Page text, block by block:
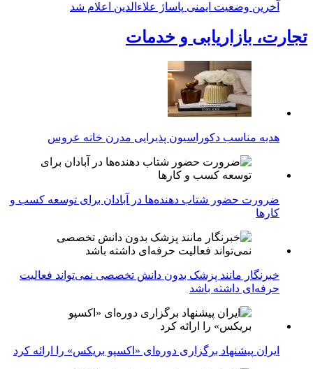
آخرین وضعیت ایمنی پاساژ علاءالدین اعلام شد
تجارت، بازاریابی و خدمات
هدیه مناسب دکوراسیون پذیرایی مدرن خانه عروس
ضرورت حضور شتاب ‌دهنده‌ها در آبادان برای توسعه کسب‌ و
کارها
خبرنگار مانند پزشک بدون دانش تخصصی نمی‌تواند فعالیت
حرفه‌ای داشته باشد
ایران پیشنهاد برگزاری دوره‌ای «اکسپو بریکس» را ارائه کرد